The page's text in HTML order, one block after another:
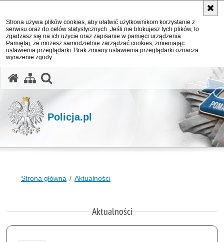
Strona używa plików cookies, aby ułatwić użytkownikom korzystanie z
serwisu oraz do celów statystycznych. Jeśli nie blokujesz tych plików, to
zgadzasz się na ich użycie oraz zapisanie w pamięci urządzenia.
Pamiętaj, że możesz samodzielnie zarządzać cookies, zmieniając
ustawienia przeglądarki. Brak zmiany ustawienia przeglądarki oznacza
wyrażenie zgody.
Policja.pl
Strona główna Aktualności
Aktualności